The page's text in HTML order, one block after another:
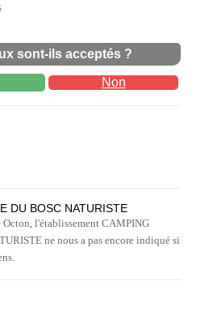
sont-ils acceptés ?
Non
l'établissement CAMPING
ne nous a pas encore indiqué si